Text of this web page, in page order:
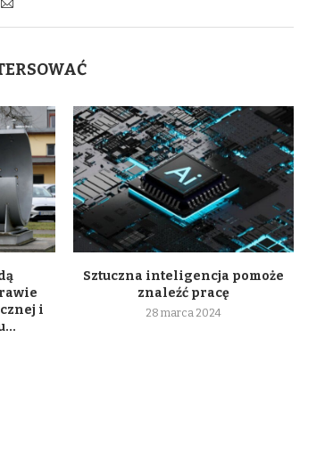
i
Sztuczna inteligencja pomoże
znaleźć pracę
28 marca 2024